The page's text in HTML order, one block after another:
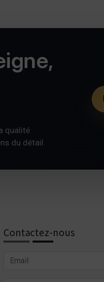
qualité
du détail.
Contactez-nous